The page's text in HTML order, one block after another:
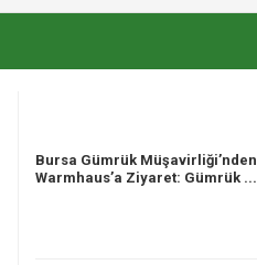
Bursa Gümrük Müşavirliği’nden
Warmhaus’a Ziyaret: Gümrük ...